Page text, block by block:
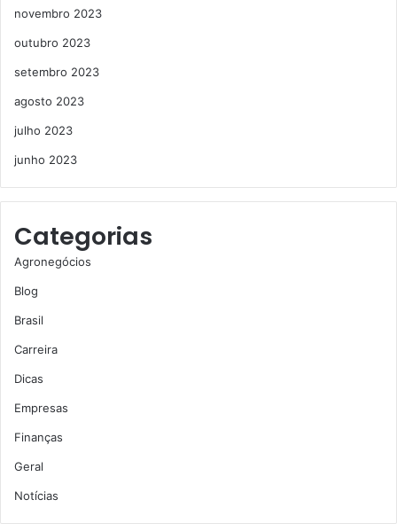
novembro 2023
outubro 2023
setembro 2023
agosto 2023
julho 2023
junho 2023
Categorias
Agronegócios
Blog
Brasil
Carreira
Dicas
Empresas
Finanças
Geral
Notícias